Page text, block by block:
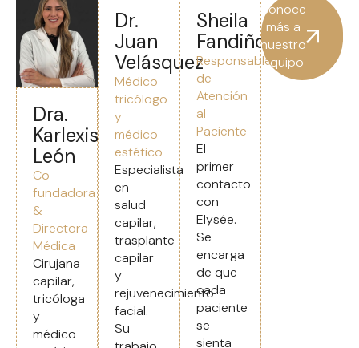
Dra.
Karlexis
León
Co-
fundadora
&
Directora
Médica
Cirujana
capilar,
tricóloga
y
médico
Dr.
Juan
Velásquez
Médico
tricólogo
y
médico
estético
Especialista
en
salud
capilar,
trasplante
capilar
y
rejuvenecimiento
facial.
Su
Sheila
Fandiño
Responsable
de
Atención
al
Paciente
El
primer
contacto
con
Elysée.
Se
encarga
de que
cada
paciente
se
sienta
Conoce
más a
nuestro
equipo